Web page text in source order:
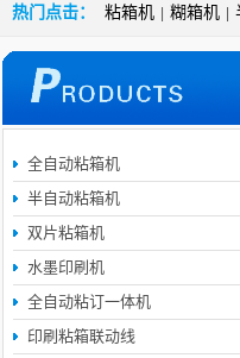
热门点击： 粘箱机 糊箱机
全自动粘箱机
半自动粘箱机
双片粘箱机
水墨印刷机
全自动粘订一体机
印刷粘箱联动线